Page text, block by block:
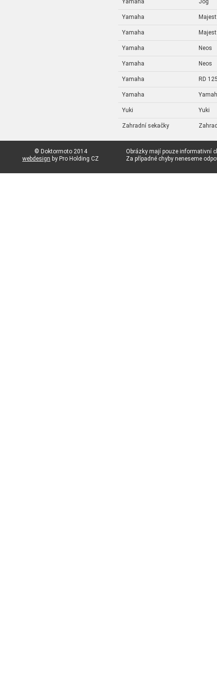
Yamaha Jog
Yamaha
Yamaha
Yamaha Neos
Yamaha Neos
Yamaha RD
Yamaha
Yuki Yuki
Zahradní sekačky
© Doktormoto 2014
webdesign by Pro Holding CZ
Obrázky mají pouze informativní
Za případné chyby neneseme